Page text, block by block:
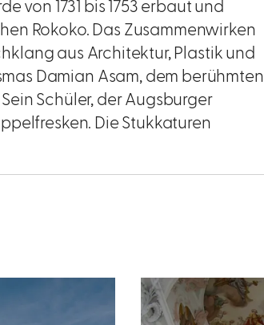
von 1731 bis 1753 erbaut und
Rokoko. Das Zusammenwirken
aus Architektur, Plastik und
Damian Asam, dem berühmten
Schüler, der Augsburger
Die Stukkaturen